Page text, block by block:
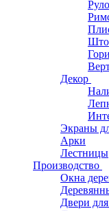
Декор
Экраны
Арки
Лестницы
Производство
Окна
Двери